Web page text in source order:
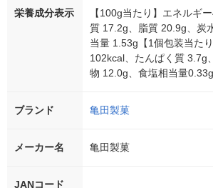
栄養成分表示
【100g当たり】エネルギ
質 17.2g、脂質 20.9g、炭
当量 1.53g【1個包装当た
102kcal、たんぱく質 3.7g
物 12.0g、食塩相当量0.33g
ブランド 亀田製菓
メーカー名 亀田製菓
JANコード